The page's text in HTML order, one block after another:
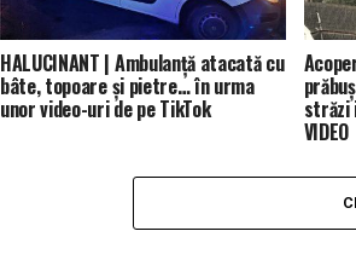
HALUCINANT | Ambulanță atacată cu
bâte, topoare și pietre… în urma
unor video-uri de pe TikTok străzi
VIDEO